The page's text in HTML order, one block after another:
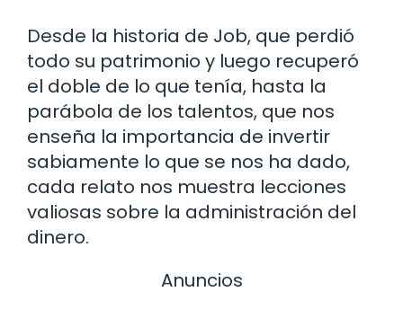
Desde la historia de Job, que perdió
todo su patrimonio y luego recuperó
el doble de lo que tenía, hasta la
parábola de los talentos, que nos
enseña la importancia de invertir
sabiamente lo que se nos ha dado,
cada relato nos muestra lecciones
valiosas sobre la administración del
dinero.
Anuncios